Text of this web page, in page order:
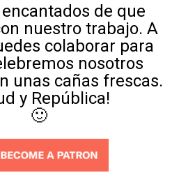
de que
nuestro trabajo. A
colaborar para
nosotros
unas cañas frescas.
y República!
🙂